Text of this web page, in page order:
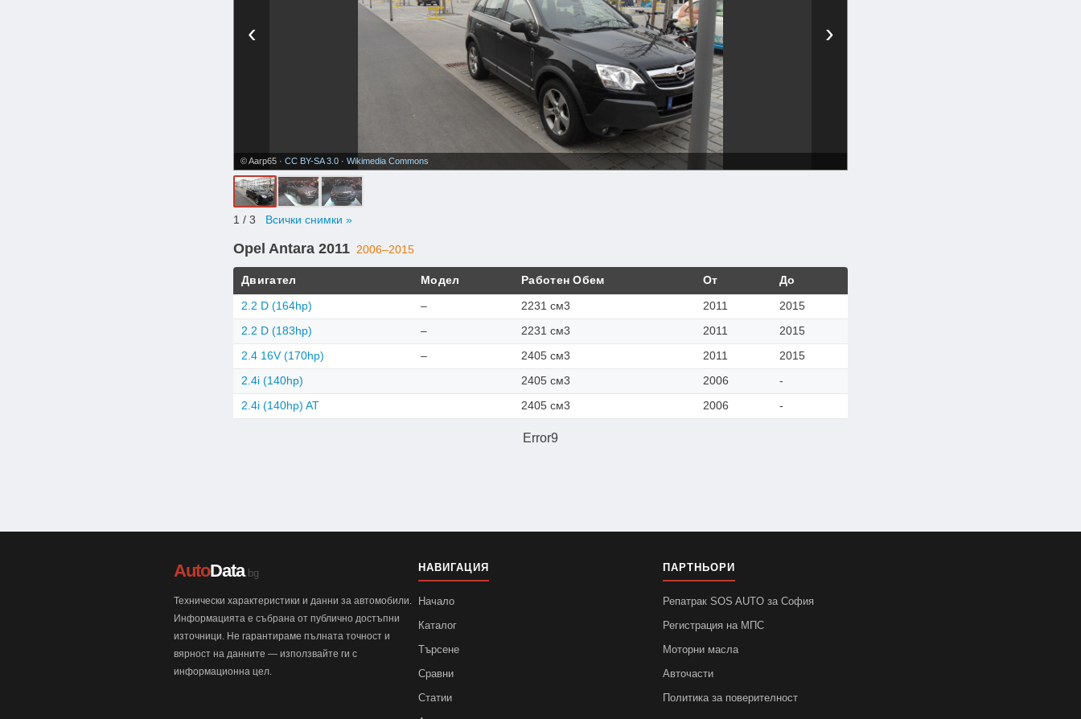
‹ ›
© Aarp65 · CC BY-SA 3.0 · Wikimedia Commons
1 / 3 Всички снимки »
Opel Antara 2011 2006–2015
Двигател Модел Работен Обем От До
2.2 D (164hp) – 2231 см3 2011 2015
2.2 D (183hp) – 2231 см3 2011 2015
2.4 16V (170hp) – 2405 см3 2011 2015
2.4i (140hp) 2405 см3 2006 -
2.4i (140hp) AT 2405 см3 2006 -
Error9
AutoData.bg
Технически характеристики и данни за автомобили.
Информацията е събрана от публично достъпни
източници. Не гарантираме пълната точност и
вярност на данните — използвайте ги с
информационна цел.
НАВИГАЦИЯ
Начало
Каталог
Търсене
Сравни
Статии
ПАРТНЬОРИ
Репатрак SOS AUTO за София
Регистрация на МПС
Моторни масла
Авточасти
Политика за поверителност